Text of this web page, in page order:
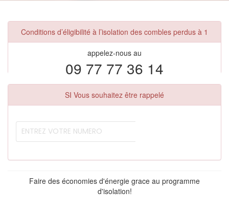
Conditions d’éligibilité à l’isolation des combles perdus à 1
appelez-nous au
09 77 77 36 14
SI Vous souhaitez être rappelé
Faire des économies d'énergie grace au programme
d'isolation!